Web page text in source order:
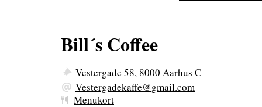
Bill´s Coffee
Vestergade 58, 8000 Aarhus C
Vestergadekaffe@gmail.com
Menukort